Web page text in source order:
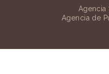
Agencia
Agencia de